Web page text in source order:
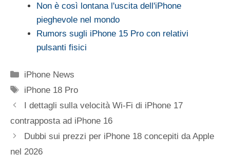
Non è così lontana l'uscita dell'iPhone
pieghevole nel mondo
Rumors sugli iPhone 15 Pro con relativi
pulsanti fisici
Categorie
iPhone News
Tag
iPhone 18 Pro
I dettagli sulla velocità Wi-Fi di iPhone 17
contrapposta ad iPhone 16
Dubbi sui prezzi per iPhone 18 concepiti da Apple
nel 2026